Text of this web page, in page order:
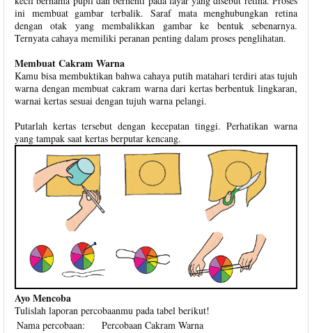
ini membuat gambar terbalik. Saraf mata menghubungkan retina
dengan otak yang membalikkan gambar ke bentuk sebenarnya.
Ternyata cahaya memiliki peranan penting dalam proses penglihatan.
Membuat Cakram Warna
Kamu bisa membuktikan bahwa cahaya putih matahari terdiri atas tujuh
warna dengan membuat cakram warna dari kertas berbentuk lingkaran,
warnai kertas sesuai dengan tujuh warna pelangi.
Putarlah kertas tersebut dengan kecepatan tinggi. Perhatikan warna
yang tampak saat kertas berputar kencang.
Ayo Mencoba
Tulislah laporan percobaanmu pada tabel berikut!
Nama percobaan:
Percobaan Cakram Warna